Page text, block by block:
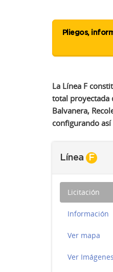
La Línea F
total proyectada
Balvanera,
configurando
Línea F
Licitación
Información
Ver mapa
Ver Imágenes